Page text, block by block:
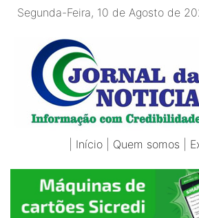
Segunda-Feira, 10 de Agosto de
Início Quem somos